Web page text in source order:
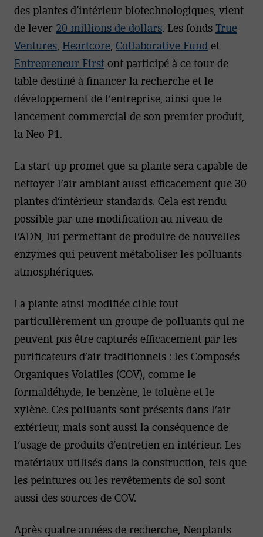
des plantes d’intérieur biotechnologiques, vient
de lever 20 millions de dollars. Les fondsTrue
Ventures Heartcore Collaborative Fund et
Entrepreneur Firstont participé à ce tour de
table destiné à financer la recherche et le
développement de l’entreprise, ainsi que le
lancement commercial de son premier produit,
la Neo P1.
La start-up promet que sa plante sera capable de
nettoyer l’air ambiant aussi efficacement que 30
plantes d’intérieur standards. Cela est rendu
possible par une modification au niveau de
l’ADN, lui permettant de produire de nouvelles
enzymes qui peuvent métaboliser les polluants
atmosphériques.
La plante ainsi modifiée cible tout
particulièrement un groupe de polluants qui ne
peuvent pas être capturés efficacement par les
purificateurs d’air traditionnels : les Composés
Organiques Volatiles (COV), comme le
formaldéhyde, le benzène, le toluène et le
xylène. Ces polluants sont présents dans l’air
extérieur, mais sont aussi la conséquence de
l’usage de produits d’entretien en intérieur. Les
matériaux utilisés dans la construction, tels que
les peintures ou les revêtements de sol sont
aussi des sources de COV.
Après quatre années de recherche, Neoplants